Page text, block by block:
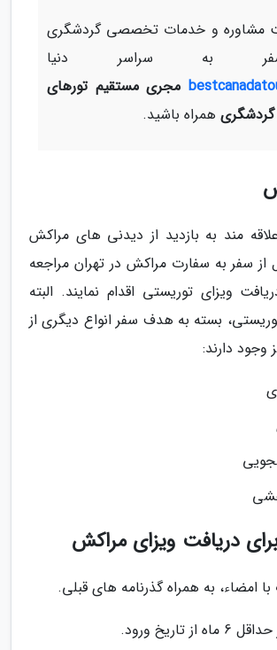
مشاوره و خدمات تخصصی گردشگری
به سراسر دنیا
مجری مستقیم تورهای
همراه باشید.
مند به بازدید از دیدنی های مراکش
از سفر به سفارت مراکش در تهران مراجعه
ویزای توریستی اقدام نمایند. البته
بسته به هدف سفر انواع دیگری از
وجود دارند:
دریافت ویزای مراکش
تاریخ ورود.